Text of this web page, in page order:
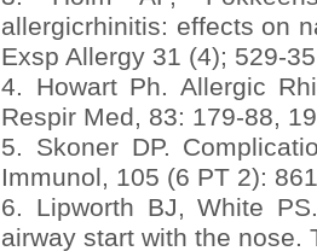
allergicrhinitis: effects on
Exsp Allergy 31 (4); 529-
4. Howart Ph. Allergic
Respir Med, 83: 179-88,
5. Skoner DP.
Immunol, 105 (6 PT 2):
6. Lipworth BJ, White
airway start with the nose.